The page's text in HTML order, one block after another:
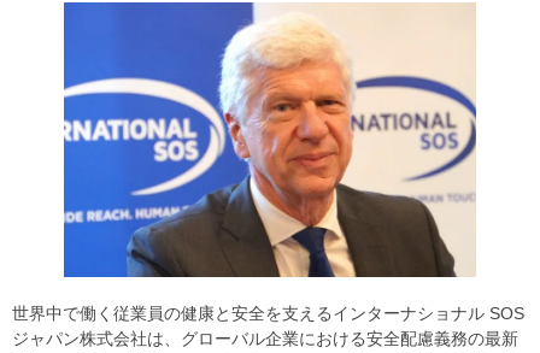
世界中で働く従業員の健康と安全を支えるインターナショナル SOS
ジャパン株式会社は、グローバル企業における安全配慮義務の最新